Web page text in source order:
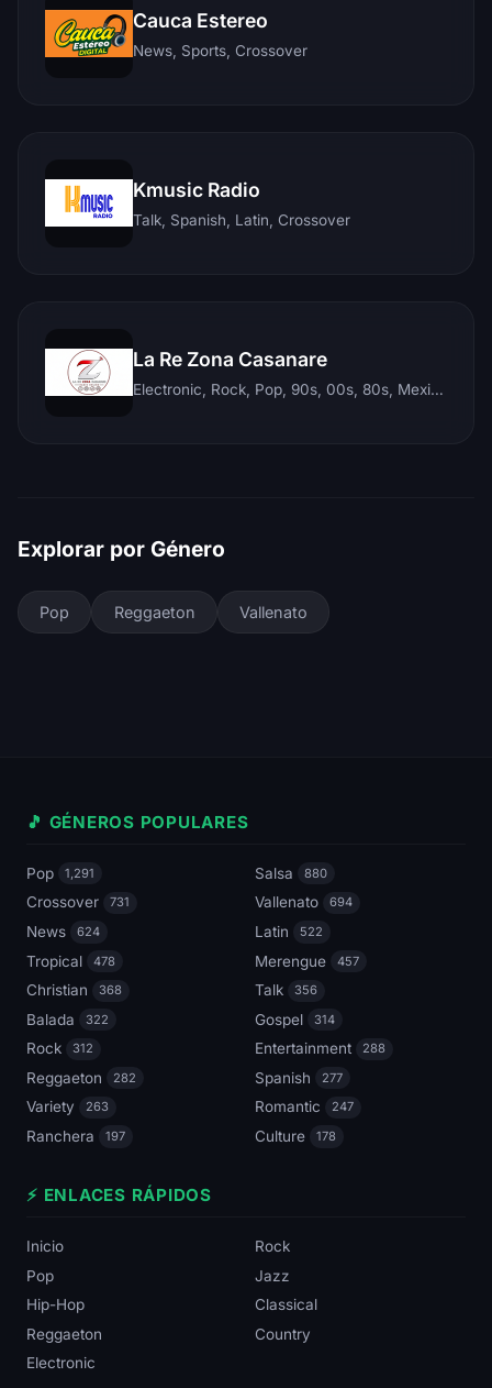
Cauca Estereo
News, Sports, Crossover
Kmusic Radio
Talk, Spanish, Latin, Crossover
La Re Zona Casanare
Electronic, Rock, Pop, 90s, 00s, 80s, Mexican, Ranchera, Reggaeton, Instrumental, Salsa, Merengue, Tropical, Romantic, Vallenato, Llanera
Explorar por Género
Pop Reggaeton Vallenato
🎵 GÉNEROS POPULARES
Pop 1,291 Salsa 880
Crossover 731 Vallenato 694
News 624 Latin 522
Tropical 478 Merengue 457
Christian 368 Talk 356
Balada 322 Gospel 314
Rock 312 Entertainment 288
Reggaeton 282 Spanish 277
Variety 263 Romantic 247
Ranchera 197 Culture 178
⚡ ENLACES RÁPIDOS
Inicio
Rock
Pop
Jazz
Hip-Hop
Classical
Reggaeton
Country
Electronic